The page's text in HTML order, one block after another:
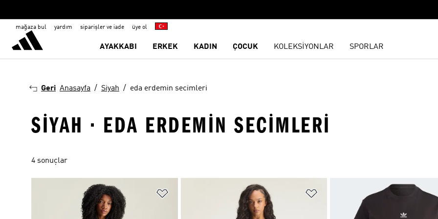
mağaza bul yardım siparişler ve iade üye ol
AYAKKABI ERKEK KADIN ÇOCUK KOLEKSİYONLAR SPORLAR
Geri Anasayfa Siyah eda erdemin secimleri
SIYAH · EDA ERDEMIN SECIMLERI
4 sonuçlar
Favori Listesine Ekle Favori Listesine Ekle